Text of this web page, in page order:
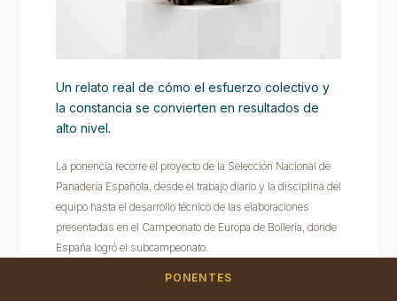
Un relato real de cómo el esfuerzo colectivo y
la constancia se convierten en resultados de
alto nivel.
La ponencia recorre el proyecto de la Selección Nacional de
Panadería Española, desde el trabajo diario y la disciplina del
equipo hasta el desarrollo técnico de las elaboraciones
presentadas en el Campeonato de Europa de Bollería, donde
España logró el subcampeonato.
PONENTES